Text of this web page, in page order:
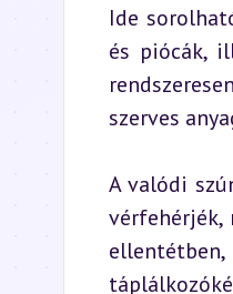
Ide
és piócák,
szerves
A valódi
vérfehérjék,